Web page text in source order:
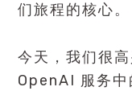
们旅程的核心。
今天，我们很
OpenAI 服务中